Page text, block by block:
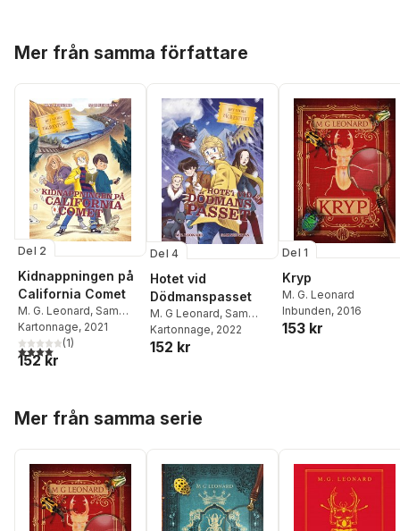
Mer från samma författare
Del 2
Kidnappningen på
California Comet
M. G. Leonard, Sam
Sedgman
Kartonnage, 2021
4,0utav 5 stjärnor. Totalt antal röster:
(1)
152 kr
Del 4
Hotet vid
Dödmanspasset
M. G Leonard, Sam
Sedgman
Kartonnage, 2022
152 kr
Del 1
Kryp
M. G. Leonard
Inbunden, 2016
153 kr
Mer från samma serie